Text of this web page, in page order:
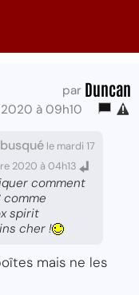
par Duncan
à 09h10
le mardi 17
2020 à 04h13
comment
comme
spirit
cher !
mais ne les